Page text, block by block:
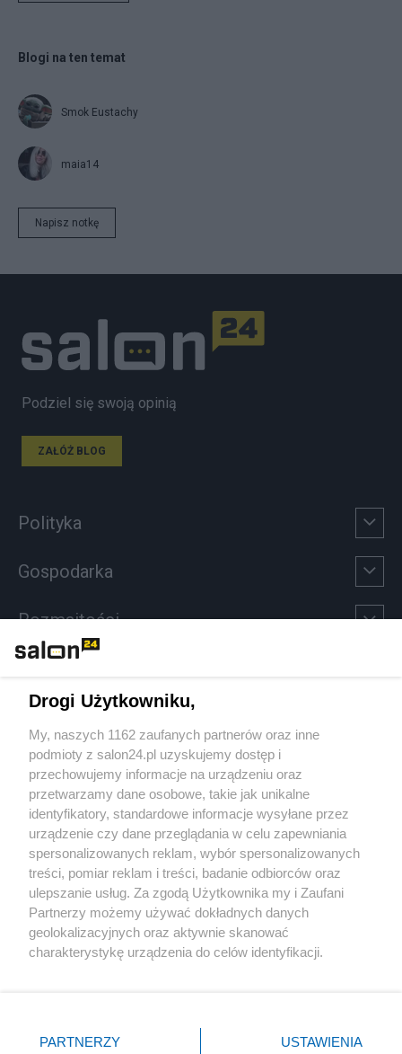
Blogi na ten temat
Smok Eustachy
maia14
Napisz notkę
Podziel się swoją opinią
ZAŁÓŻ BLOG
Polityka
Gospodarka
Rozmaitości
Sport
Społeczeństwo
Kultura
X Facebook Instagram Youtube
Drogi Użytkowniku,
My, naszych 1162 zaufanych partnerów oraz inne
podmioty z salon24.pl uzyskujemy dostęp i
przechowujemy informacje na urządzeniu oraz
przetwarzamy dane osobowe, takie jak unikalne
identyfikatory, standardowe informacje wysyłane przez
urządzenie czy dane przeglądania w celu zapewniania
spersonalizowanych reklam, wybór spersonalizowanych
treści, pomiar reklam i treści, badanie odbiorców oraz
ulepszanie usług. Za zgodą Użytkownika my i Zaufani
Partnerzy możemy używać dokładnych danych
geolokalizacyjnych oraz aktywnie skanować
charakterystykę urządzenia do celów identyfikacji.
zmienić/wycofać klikając przycisk ustawień prywatności
PARTNERZY USTAWIENIA